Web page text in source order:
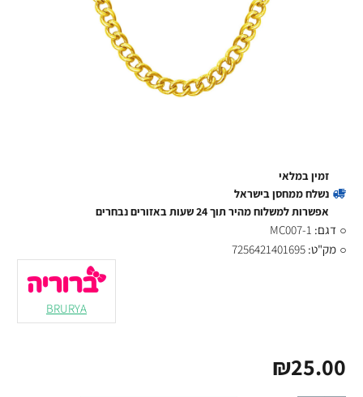
₪25.00
זמין במלאי
נשלח ממחסן בישראל
אפשרות למשלוח מהיר תוך 24 שעות באזורים נבחרים
דגם: MC007-1
מק"ט: 7256421401695
BRURYA